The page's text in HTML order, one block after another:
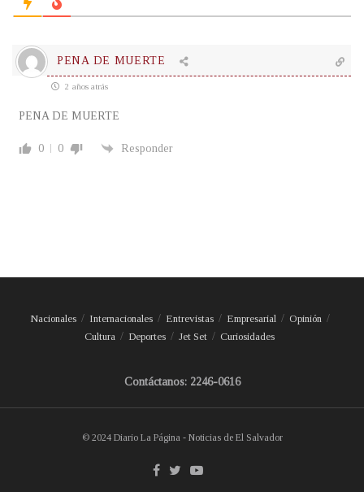
PENA DE MUERTE
2 años atrás
PENA DE MUERTE
0 0 Responder
Nacionales Internacionales Entrevistas Empresarial
Opinión
Cultura
Deportes Jet Set Curiosidades
Contáctanos: 2246-0616
© 2024 Diario La Página - Noticias de El Salvador